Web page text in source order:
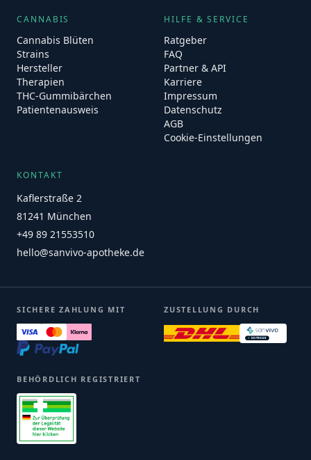
CANNABIS
Cannabis Blüten
Strains
Hersteller
Therapien
THC-Gummibärchen
Patientenausweis
HILFE & SERVICE
Ratgeber
FAQ
Partner & API
Karriere
Impressum
Datenschutz
AGB
Cookie-Einstellungen
KONTAKT
Kaflerstraße 2
81241 München
+49 89 21553510
hello@sanvivo-apotheke.de
SICHERE ZAHLUNG MIT ZUSTELLUNG DURCH
BEHÖRDLICH REGISTRIERT